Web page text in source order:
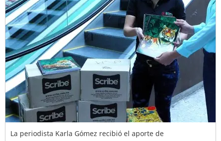
La periodista Karla Gómez recibió el aporte de